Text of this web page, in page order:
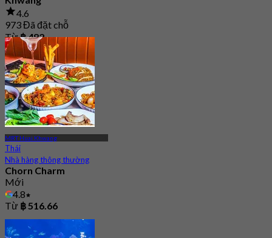
4.6
973 Đã đặt chỗ
Từ฿ 482
MRT Huai Khwang
Thái
Nhà hàng thông thường
Chorn Charm
Mới
4.8
Từ ฿ 516.66